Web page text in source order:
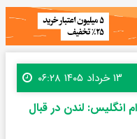
۱۳ خرداد ۱۴۰۵ ۰۶:۲۸
انگلیس: لندن در قبال